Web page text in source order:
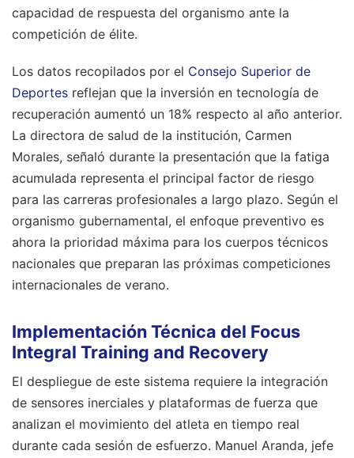
capacidad de respuesta del organismo ante la
competición de élite.
Los datos recopilados por el Consejo Superior de
Deportes reflejan que la inversión en tecnología de
recuperación aumentó un 18% respecto al año anterior.
La directora de salud de la institución, Carmen
Morales, señaló durante la presentación que la fatiga
acumulada representa el principal factor de riesgo
para las carreras profesionales a largo plazo. Según el
organismo gubernamental, el enfoque preventivo es
ahora la prioridad máxima para los cuerpos técnicos
nacionales que preparan las próximas competiciones
internacionales de verano.
Implementación Técnica del Focus
Integral Training and Recovery
El despliegue de este sistema requiere la integración
de sensores inerciales y plataformas de fuerza que
analizan el movimiento del atleta en tiempo real
durante cada sesión de esfuerzo. Manuel Aranda, jefe